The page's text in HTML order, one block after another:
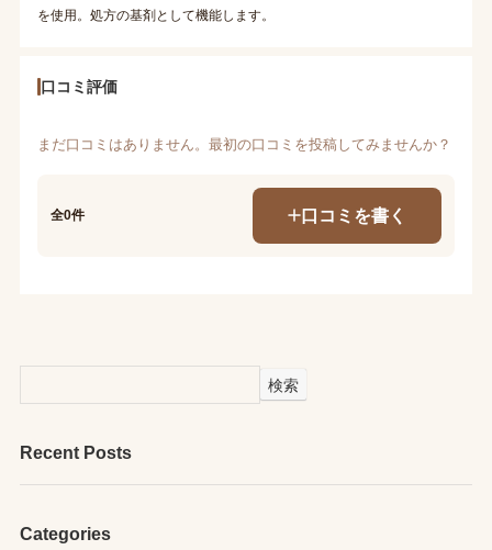
を使用。処方の基剤として機能します。
口コミ評価
まだ口コミはありません。最初の口コミを投稿してみませんか？
全0件 口コミを書く
検索
Recent Posts
Categories